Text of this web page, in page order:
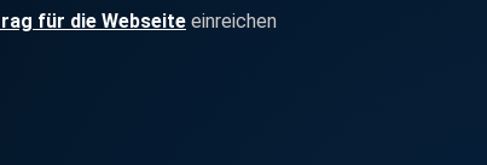
für die Webseite einreichen